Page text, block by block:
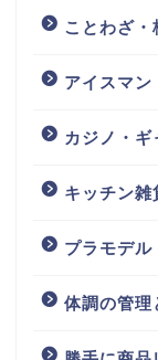
ことわざ
アイスマン
カジノ・ギ
キッチン雑
プラモデル
体調の管理